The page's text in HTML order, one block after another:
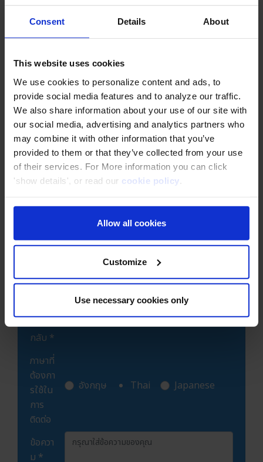
Consent Details About
This website uses cookies
We use cookies to personalize content and ads, to
provide social media features and to analyze our traffic.
We also share information about your use of our site with
our social media, advertising and analytics partners who
may combine it with other information that you’ve
provided to them or that they’ve collected from your use
of their services. For More information you can click
'show details', or read our cookie policy
Allow all cookies
Customize
Use necessary cookies only
ติดต่อเรา
ชื่อ
บริษัท
*
ท์ติดต่อ
กลับ *
ภาษาที่
ต้องกา
รใช้ใน
การ
ติดต่อ
อังกฤษ Thai Japanese
ข้อควา
ม *